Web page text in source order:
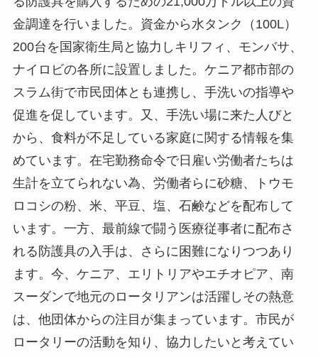
金調達を行いました。資金から水タンク（100L）
200台を国家衛生局と協力しキリフィ、モンバサ、
ナイロビの各所に設置しました。ケニア都市部の
スラム街で市民団体とも連携し、手洗いの指導や
促進を促しています。又、手洗い場に来た人びと
から、食料が不足している家庭に関する情報を集
めています。在宅勤務命令で日雇い労働者たちは
生計を立てられない為、労働者らに砂糖、トウモ
ロコシの粉、米、平豆、塩、石鹸などを配布して
います。一方、最前線で闘う医療従事者に配布さ
れる防護具の入手は、さらに困難になりつつあり
ます。今、ケニア、エリトリアやエチオピア、南
スーダンで地元のロータリアンは活躍しその熱意
は、他団体からの注目が集まっています。市民が
ロータリーの活動を知り、協力したいと考えてい